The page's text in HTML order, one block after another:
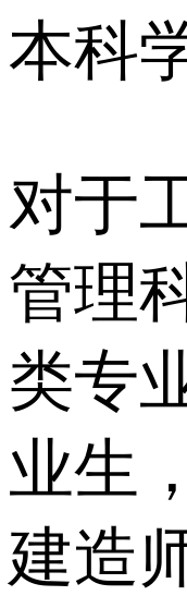
本科
对于
管理
类专
业生
建造